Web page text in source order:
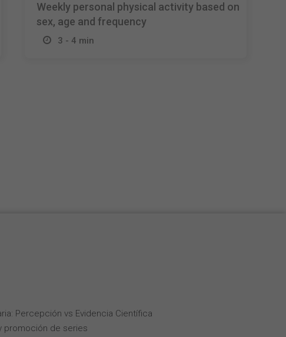
Weekly personal physical activity based on
sex, age and frequency
3 - 4 min
Percepción vs Evidencia Científica
promoción de series